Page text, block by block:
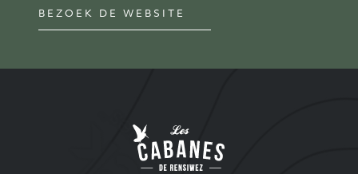
BEZOEK DE WEBSITE